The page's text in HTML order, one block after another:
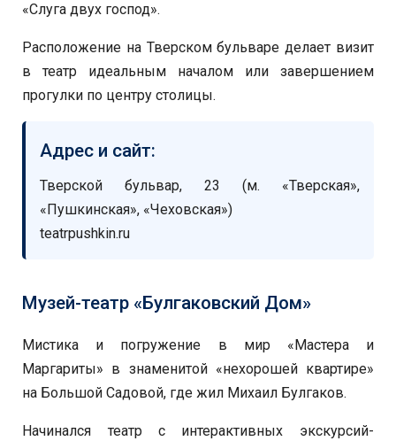
«Слуга двух господ».
Расположение на Тверском бульваре делает визит
в театр идеальным началом или завершением
прогулки по центру столицы.
Адрес и сайт:
Тверской бульвар, 23 (м. «Тверская»,
«Пушкинская», «Чеховская»)
teatrpushkin.ru
Музей-театр «Булгаковский Дом»
Мистика и погружение в мир «Мастера и
Маргариты» в знаменитой «нехорошей квартире»
на Большой Садовой, где жил Михаил Булгаков.
Начинался театр с интерактивных экскурсий-